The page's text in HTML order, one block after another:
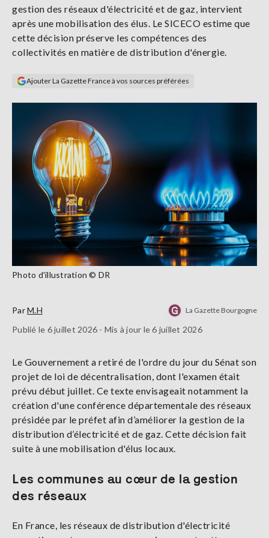
Se
connecter
S'abonner
gestion des réseaux d'électricité et de gaz, intervient
après une mobilisation des élus. Le SICECO estime que
cette décision préserve les compétences des
collectivités en matière de distribution d'énergie.
Ajouter La Gazette France à vos sources préférées
Photo d'illustration © DR
ParM.H La Gazette Bourgogne
Publié le 6 juillet 2026 - Mis à jour le 6 juillet 2026
Le Gouvernement a retiré de l'ordre du jour du Sénat son
projet de loi de décentralisation, dont l'examen était
prévu début juillet. Ce texte envisageait notamment la
création d'une conférence départementale des réseaux
présidée par le préfet afin d’améliorer la gestion de la
distribution d’électricité et de gaz. Cette décision fait
suite à une mobilisation d'élus locaux.
Les communes au cœur de la gestion
des réseaux
En France, les réseaux de distribution d'électricité